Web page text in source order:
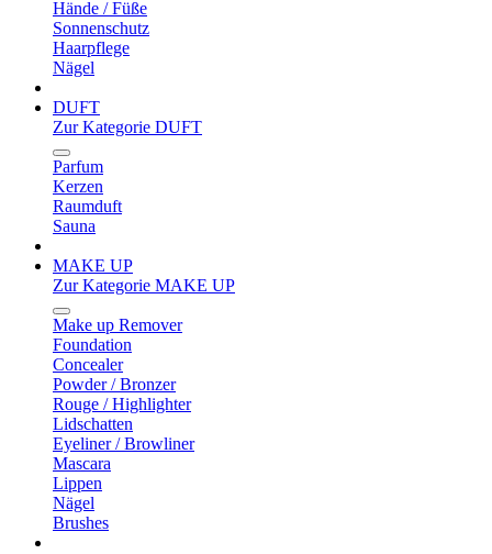
Hände / Füße
Sonnenschutz
Haarpflege
Nägel
DUFT
Zur Kategorie DUFT
Parfum
Kerzen
Raumduft
Sauna
MAKE UP
Zur Kategorie MAKE UP
Make up Remover
Foundation
Concealer
Powder / Bronzer
Rouge / Highlighter
Lidschatten
Eyeliner / Browliner
Mascara
Lippen
Nägel
Brushes